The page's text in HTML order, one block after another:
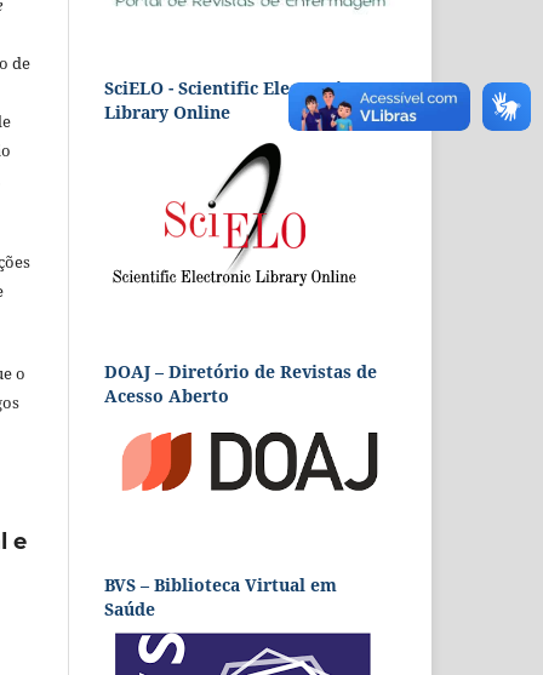
de
o
e
SciELO - Scientific Electronic
Library Online
DOAJ – Diretório de Revistas de
Acesso Aberto
BVS – Biblioteca Virtual em
Saúde